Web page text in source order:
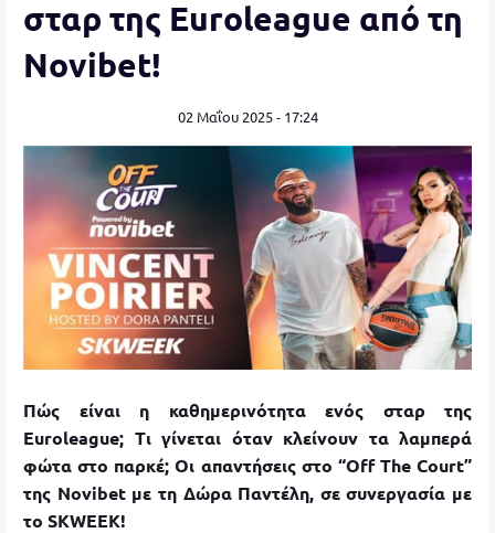
σταρ της Euroleague από τη
Novibet!
02 Μαΐου 2025 - 17:24
Πώς είναι η καθημερινότητα ενός σταρ της
Euroleague; Τι γίνεται όταν κλείνουν τα λαμπερά
φώτα στο παρκέ; Οι απαντήσεις στο “Off The Court”
της Novibet με τη Δώρα Παντέλη, σε συνεργασία με
το SKWEEK!